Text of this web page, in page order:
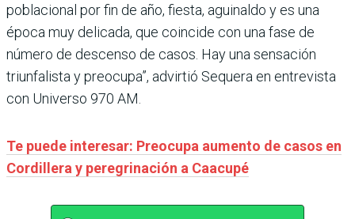
poblacional por fin de año, fiesta, aguinaldo y es una
época muy delicada, que coincide con una fase de
número de descenso de casos. Hay una sensación
triunfalista y preocupa”, advirtió Sequera en entrevista
con Universo 970 AM.
Te puede interesar: Preocupa aumento de casos en
Cordillera y peregrinación a Caacupé